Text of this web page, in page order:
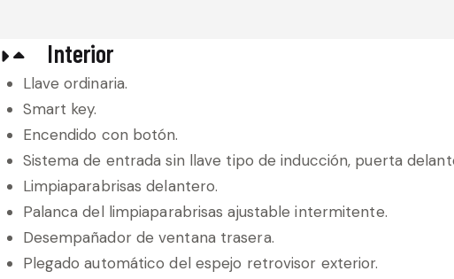
Interior
Llave ordinaria.
Smart key.
Encendido con botón.
Sistema de entrada sin llave tipo de inducción, puerta
Limpiaparabrisas delantero.
Palanca del limpiaparabrisas ajustable intermitente.
Desempañador de ventana trasera.
Plegado automático del espejo retrovisor exterior.